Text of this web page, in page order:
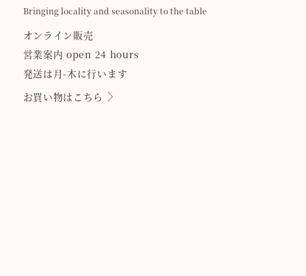
Bringing locality and seasonality to the table
オンライン販売
営業案内 open 24 hours
発送は月-木に行います
お買い物はこちら